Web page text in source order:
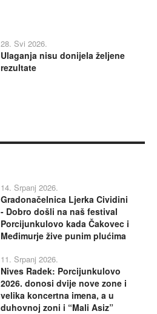
28. Svi 2026.
Ulaganja nisu donijela željene
rezultate
14. Srpanj 2026.
Gradonačelnica Ljerka Cividini
- Dobro došli na naš festival
Porcijunkulovo kada Čakovec i
Međimurje žive punim plućima
11. Srpanj 2026.
Nives Radek: Porcijunkulovo
2026. donosi dvije nove zone i
velika koncertna imena, a u
duhovnoj zoni i “Mali Asiz”